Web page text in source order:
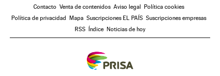
Contacto Venta de contenidos Aviso legal
Política cookies
Política de privacidad
Mapa Suscripciones EL PAÍS Suscripciones empresas
RSS
Índice Noticias de hoy